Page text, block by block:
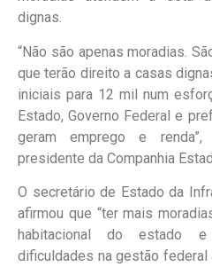
dignas.
“Não são apenas moradias.
que terão direito a casas
iniciais para 12 mil num
Estado, Governo Federal e
geram emprego e renda”,
presidente da Companhia
O secretário de Estado da
afirmou que “ter mais
habitacional do estado
dificuldades na gestão federal